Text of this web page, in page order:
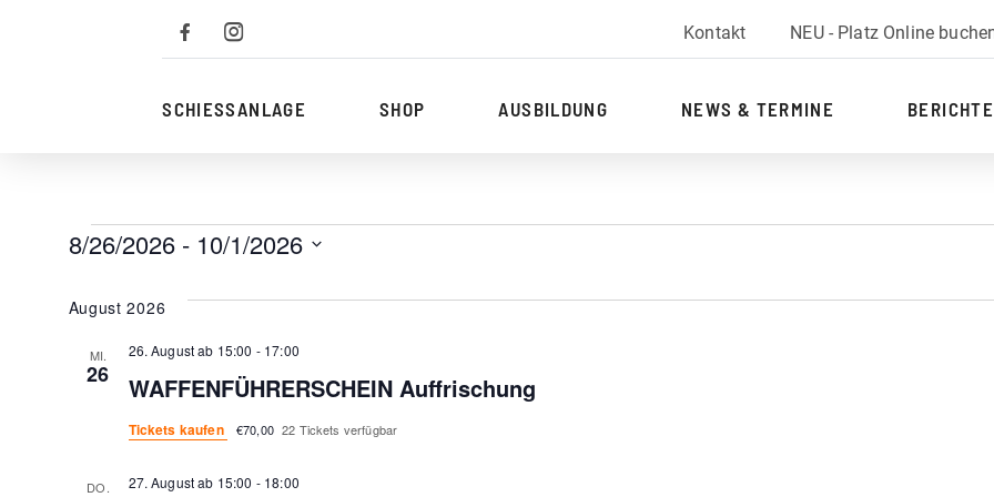
Kontakt NEU - Platz Online
SCHIESSANLAGE SHOP AUSBILDUNG NEWS & TERMINE
VERANSTALTUNGEN
8/26/2026 - 10/1/2026
wählen.
August 2026
MI.
26 WAFFENFÜHRERSCHEIN Auffrischung
26. August ab 15:00 - 17:00
Tickets kaufen €70,00 22 Tickets verfügbar
DO. 27. August ab 15:00 - 18:00